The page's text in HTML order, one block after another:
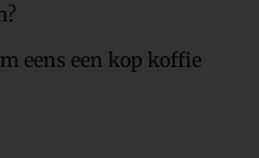
eens een kop koffie